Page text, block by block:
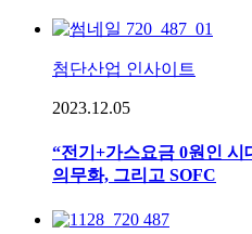
첨단산업 인사이트
2023.12.05
“전기+가스요금 0원인 시
의무화, 그리고 SOFC